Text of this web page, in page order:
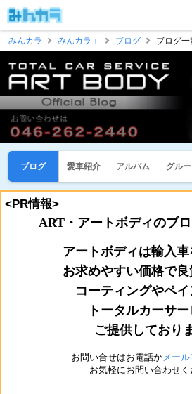
みんカラ
みんカラ＋ ブログ ブログ
ブログ 愛車紹介 アルバム グル
<PR情報>
ART・アートボディのブロ
アートボディは輸入
お求めやすい価格で良
コーティングやペ
トータルカーサ
ご提供しており
お問い合せはお電話かメール
お気軽にお問い合わせく